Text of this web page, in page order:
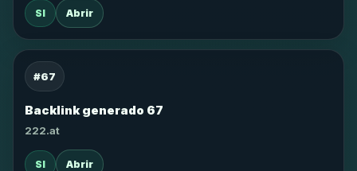
SI Abrir
#67
Backlink generado 67
222.at
SI Abrir